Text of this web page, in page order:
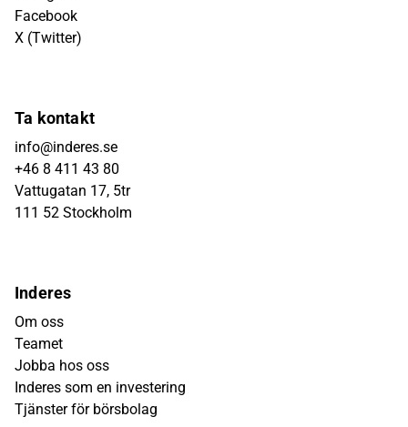
Facebook
X (Twitter)
Ta kontakt
info@inderes.se
+46 8 411 43 80
Vattugatan 17, 5tr
111 52 Stockholm
Inderes
Om oss
Teamet
Jobba hos oss
Inderes som en investering
Tjänster för börsbolag